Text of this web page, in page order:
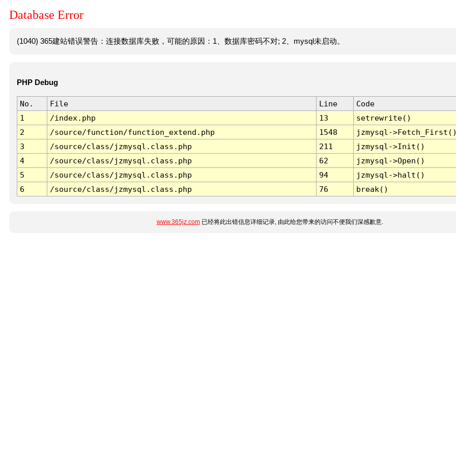
Database Error
(1040) 365建站错误警告：连接数据库失败，可能的原因：1、数据库密码不对; 2、mysql未启动。
PHP Debug
No. File Line
Code
1
/index.php 13
setrewrite()
2
/source/function/function_extend.php 1548
jzmysql-
3
/source/class/jzmysql.class.php 211
jzmysql->Init()
4
/source/class/jzmysql.class.php 62
jzmysql->Open()
5
/source/class/jzmysql.class.php 94
jzmysql->halt()
6
/source/class/jzmysql.class.php 76 break()
www.365jz.com已经将此出错信息详细记录, 由此给您带来的访问不便我们深感歉意.